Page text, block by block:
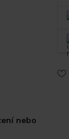
nebo